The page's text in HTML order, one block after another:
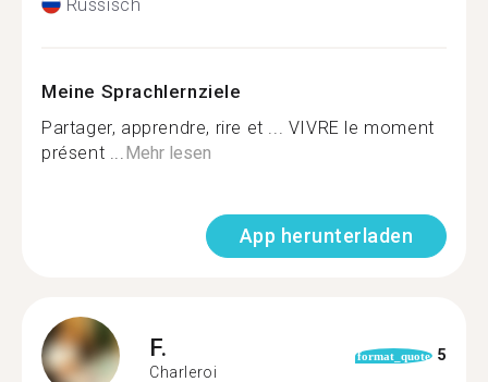
Russisch
Meine Sprachlernziele
Partager, apprendre, rire et ... VIVRE le moment
présent ... Mehr lesen
App herunterladen
F.
Charleroi
format_quote 5